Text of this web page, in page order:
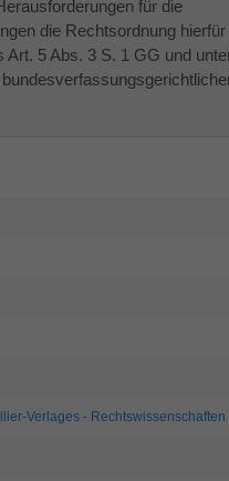
für die
die Rechtsordnung hierfür
5 Abs. 3 S. 1 GG und
Verlages - Rechtswissenschaften